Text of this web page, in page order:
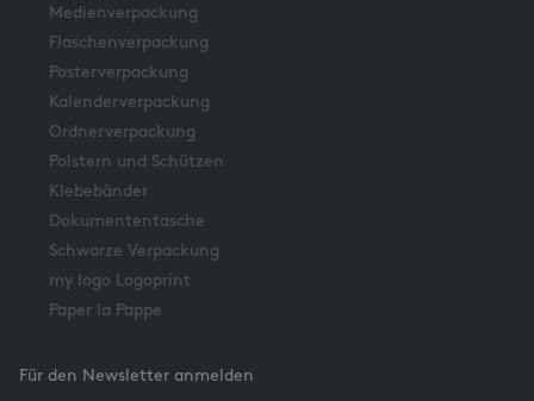
Medienverpackung
Flaschenverpackung
Posterverpackung
Kalenderverpackung
Ordnerverpackung
Polstern und Schützen
Klebebänder
Dokumententasche
Schwarze Verpackung
my logo Logoprint
Paper la Pappe
Für den Newsletter anmelden